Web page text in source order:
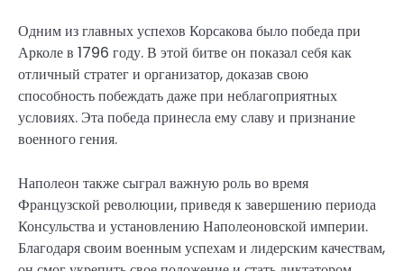
Одним из главных успехов Корсакова было победа при
Арколе в 1796 году. В этой битве он показал себя как
отличный стратег и организатор, доказав свою
способность побеждать даже при неблагоприятных
условиях. Эта победа принесла ему славу и признание
военного гения.
Наполеон также сыграл важную роль во время
Французской революции, приведя к завершению периода
Консульства и установлению Наполеоновской империи.
Благодаря своим военным успехам и лидерским качествам,